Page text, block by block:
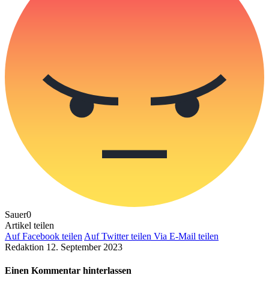
Sauer0
Artikel teilen
Auf Facebook teilen Auf Twitter teilen Via E-Mail teilen
Redaktion 12. September 2023
Einen Kommentar hinterlassen